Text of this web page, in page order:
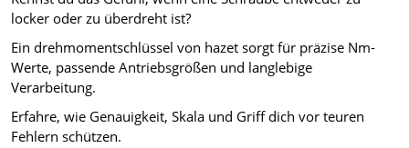
locker oder zu überdreht ist?
Ein drehmomentschlüssel von hazet sorgt für präzise Nm-
Werte, passende Antriebsgrößen und langlebige
Verarbeitung.
Erfahre, wie Genauigkeit, Skala und Griff dich vor teuren
Fehlern schützen.